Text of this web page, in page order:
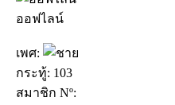
ออฟไลน์
เพศ:
กระทู้: 103
สมาชิก Nº: